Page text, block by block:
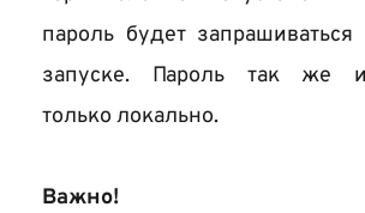
пароль будет
запуске. Пароль так же
только локально.
Важно!